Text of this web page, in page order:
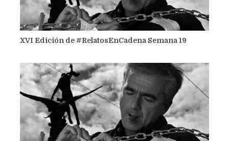
XVI Edición de #RelatosEnCadena Semana 19